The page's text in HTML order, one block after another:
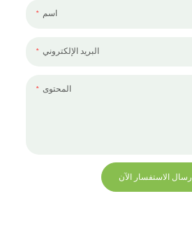
اسم
البريد الإلكتروني
المحتوى
إرسال الاستفسار الآن